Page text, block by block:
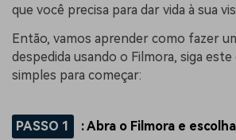
que você precisa para dar vida à sua
Então, vamos aprender como fazer
despedida usando o Filmora, siga este
simples para começar:
PASSO 1 : Abra o Filmora e